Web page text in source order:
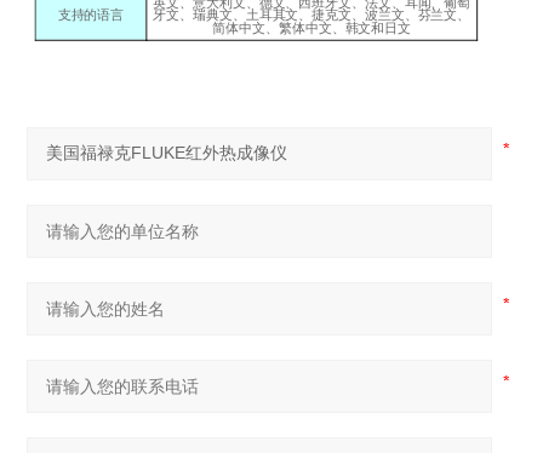
支持的语言
牙文、瑞典文、土耳其文、捷克文、波兰文、芬兰文、
简体中文、繁体中文、韩文和日文